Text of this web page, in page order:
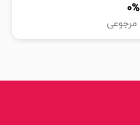
مرجوعی
%
0